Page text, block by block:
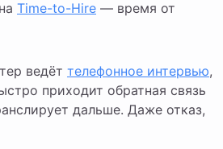
Time-to-Hire — время от
ведёт телефонное интервью,
приходит обратная связь
дальше. Даже отказ,